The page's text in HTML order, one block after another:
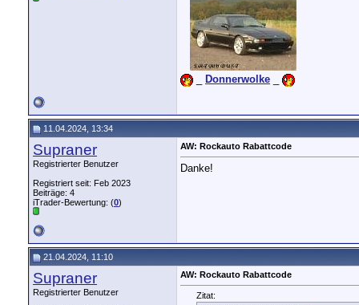
Donnerwolke
11.04.2024, 13:34
Supraner
Registrierter Benutzer
Registriert seit: Feb 2023
Beiträge: 4
iTrader-Bewertung: (0)
AW: Rockauto Rabattcode
Danke!
21.04.2024, 11:10
Supraner
Registrierter Benutzer
AW: Rockauto Rabattcode
Zitat: